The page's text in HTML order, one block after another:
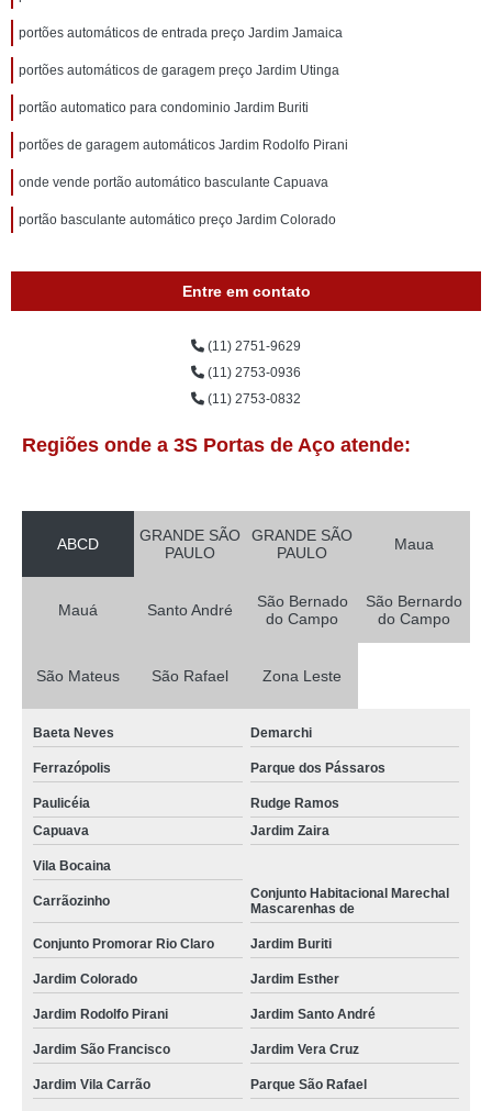
portões automáticos de entrada preço Jardim Jamaica
portões automáticos de garagem preço Jardim Utinga
portão automatico para condominio Jardim Buriti
portões de garagem automáticos Jardim Rodolfo Pirani
onde vende portão automático basculante Capuava
portão basculante automático preço Jardim Colorado
Entre em contato
(11) 2751-9629
(11) 2753-0936
(11) 2753-0832
Regiões onde a 3S Portas de Aço atende:
ABCD
GRANDE SÃO
PAULO
GRANDE SÃO
PAULO
Maua
Mauá Santo André
São Bernado
do Campo
São Bernardo
do Campo
São Mateus São Rafael Zona Leste
Baeta Neves Demarchi
Ferrazópolis Parque dos Pássaros
Paulicéia
Rudge Ramos
Capuava
Jardim Zaira
Vila Bocaina
Carrãozinho
Conjunto Habitacional Marechal
Mascarenhas de
Conjunto Promorar Rio Claro Jardim Buriti
Jardim Colorado Jardim Esther
Jardim Rodolfo Pirani Jardim Santo André
Jardim São Francisco Jardim Vera Cruz
Jardim Vila Carrão Parque São Rafael